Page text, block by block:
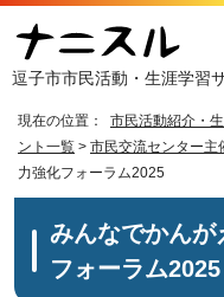
逗子市市民活動・生涯学習
現在の位置： 市民活動紹介・
ント一覧 > 市民交流センター主
力強化フォーラム2025
みんなでかん
フォーラム2025